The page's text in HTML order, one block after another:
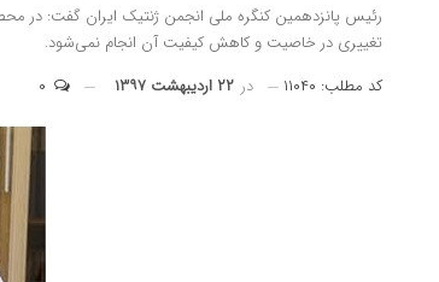
رئیس پانزدهمین کنگره ملی انجمن ژنتیک ایران گفت: در
تغییری در خاصیت و کاهش کیفیت آن انجام نمی‌شود.
کد مطلب: ۱۱۰۴۰ در ۲۲ اردیبهشت ۱۳۹۷